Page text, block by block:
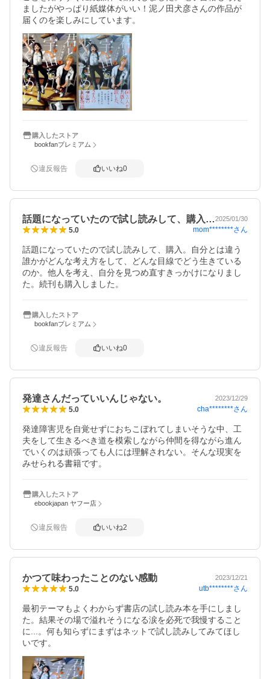
ましたがやっぱり紙媒体がいい！泥ノ田犬彦さんの作品が
届くのを楽しみにしています。
購入したストア
bookfanプレミアム
違反報告 いいね0
話題になっていたので試し読みして、購入…2025/01/30
5.0 mom********さん
話題になっていたので試し読みして、購入。自分とは違う
誰かがどんな考え方をして、どんな目線でどう生きている
のか。他人を考え、自分を見つめ直すきっかけになりまし
た。続刊も購入しました。
購入したストア
bookfanプレミアム
違反報告 いいね0
発達さんだっていいんじゃない。 2023/12/29
5.0 cha********さん
発達障害児を自覚せずにおちこぼれてしまいそうな中、工
夫をして生きるべき道を模索しながら仲間を得ながら進ん
でいくのは頑張っても人には理解されない。そんな現実を
みせられる書籍です。
購入したストア
ebookjapan ヤフー店
違反報告 いいね2
かつて味わったことのない感動 2023/12/21
5.0 utb********さん
最初テーマもよくわからず書店の試し読み本を手にしまし
た。結果その場で溢れそうになる涙を必死で我慢すること
に...。何も知らずにまずはネットで試し読みしてみてほし
いです。